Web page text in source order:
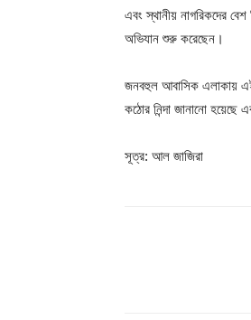
এবং স্থানীয় নাগরিকদের
অভিযান শুরু করেছেন।
জনবহুল আবাসিক এলাকায়
কঠোর নিন্দা জানানো হয়েছে
সূত্র: আল জাজিরা